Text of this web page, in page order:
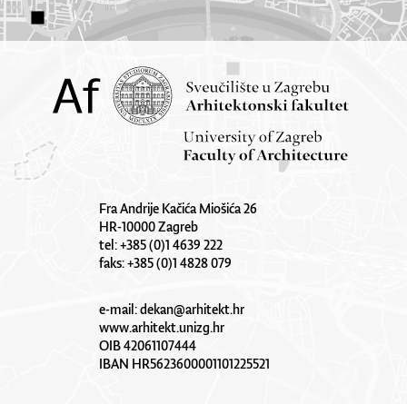
Fra Andrije Kačića Miošića 26
HR-10000 Zagreb
tel: +385 (0)1 4639 222
faks: +385 (0)1 4828 079
e-mail:dekan@arhitekt.hr
www.arhitekt.unizg.hr
OIB 42061107444
IBAN HR5623600001101225521